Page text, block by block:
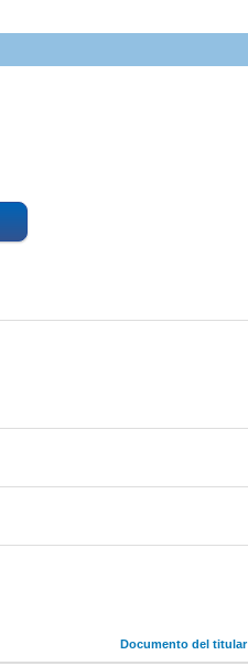
Documento del titular